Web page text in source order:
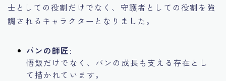
士としての役割だけでなく、守護者としての役割を強
調されるキャラクターとなりました。
パンの師匠:
悟飯だけでなく、パンの成長も支える存在とし
て描かれています。